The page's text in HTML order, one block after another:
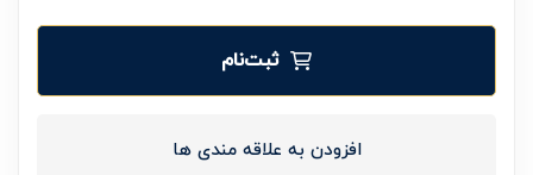
ثبت‌نام
افزودن به علاقه مندی ها